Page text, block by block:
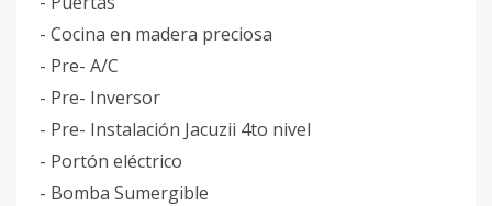
- Cocina en madera preciosa
- ⁠Pre- A/C
- ⁠Pre- Inversor
- ⁠Pre- Instalación Jacuzii 4to nivel
- ⁠Portón eléctrico
- ⁠Bomba Sumergible